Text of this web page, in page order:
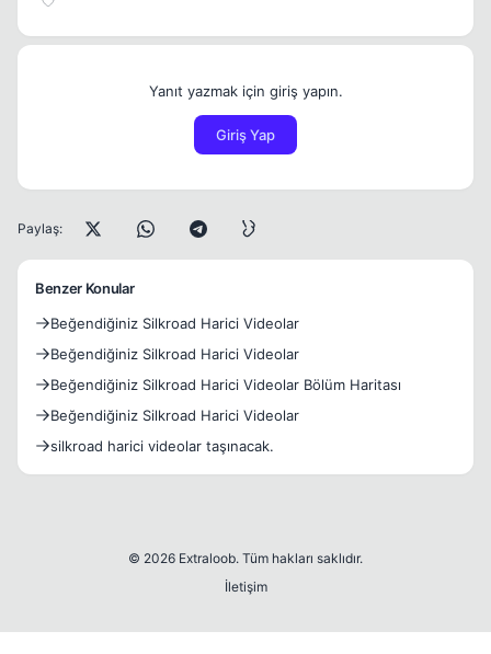
Yanıt yazmak için giriş yapın.
Giriş Yap
Paylaş:
Benzer Konular
Beğendiğiniz Silkroad Harici Videolar
Beğendiğiniz Silkroad Harici Videolar
Beğendiğiniz Silkroad Harici Videolar Bölüm Haritası
Beğendiğiniz Silkroad Harici Videolar
silkroad harici videolar taşınacak.
© 2026 Extraloob. Tüm hakları saklıdır.
İletişim